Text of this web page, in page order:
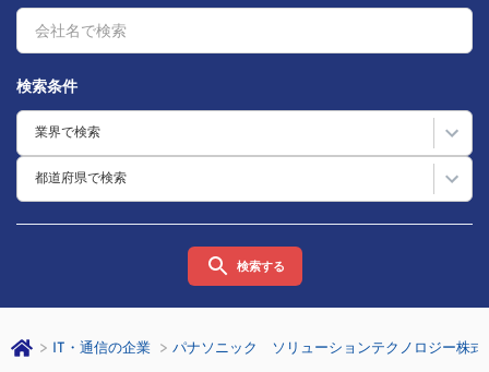
検索条件
業界で検索
都道府県で検索
検索する
IT・通信の企業 パナソニック ソリューションテクノロジー株式